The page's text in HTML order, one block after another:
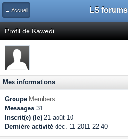
← Accueil LS forums
Profil de Kawedi
Mes informations
Groupe Members
Messages 31
Inscrit(e) (le) 21-août 10
Dernière activité déc. 11 2011 22:40